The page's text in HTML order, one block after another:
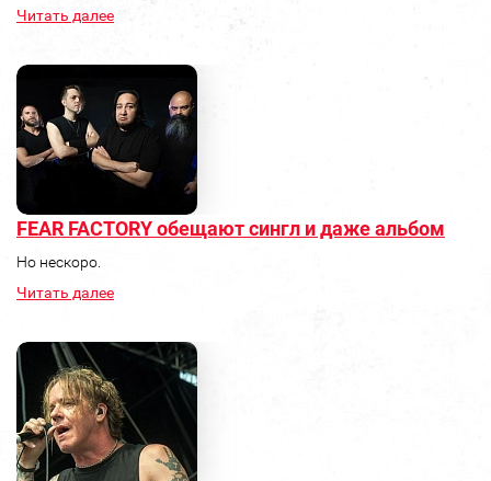
Читать далее
FEAR FACTORY обещают сингл и даже альбом
Но нескоро.
Читать далее